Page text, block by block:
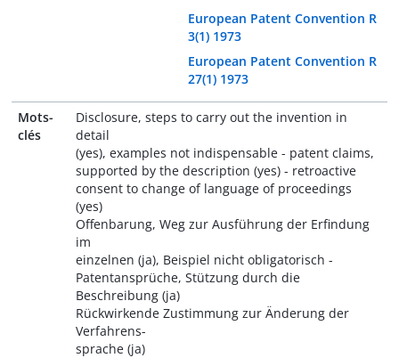
European Patent Convention R
3(1) 1973
European Patent Convention R
27(1) 1973
Mots-
clés
Disclosure, steps to carry out the invention in
detail
(yes), examples not indispensable - patent claims,
supported by the description (yes) - retroactive
consent to change of language of proceedings
(yes)
Offenbarung, Weg zur Ausführung der Erfindung
im
einzelnen (ja), Beispiel nicht obligatorisch -
Patentansprüche, Stützung durch die
Beschreibung (ja)
Rückwirkende Zustimmung zur Änderung der
Verfahrens-
sprache (ja)